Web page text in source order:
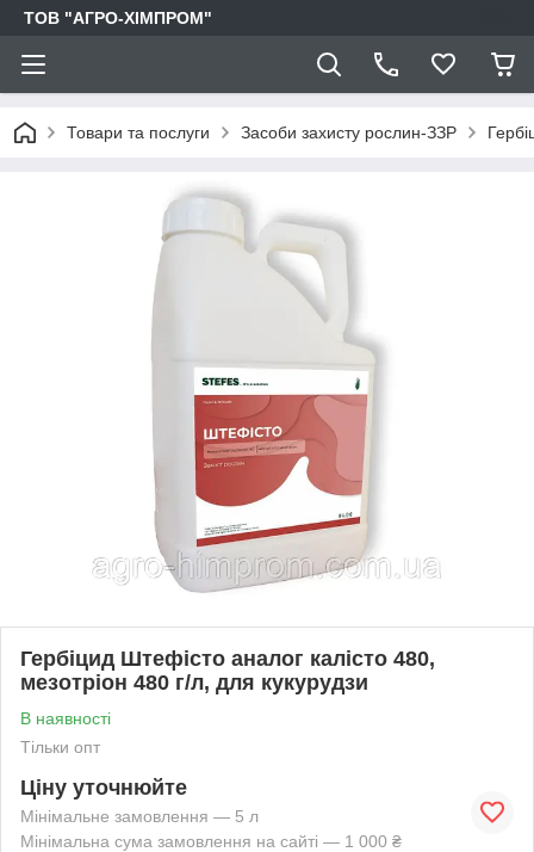
ТОВ "АГРО-ХІМПРОМ"
Товари та послуги Засоби захисту рослин-ЗЗР
Гербіцид Штефісто аналог калісто 480,
мезотріон 480 г/л, для кукурудзи
В наявності
Тільки опт
Ціну уточнюйте
Мінімальне замовлення — 5 л
Мінімальна сума замовлення на сайті — 1 000 ₴